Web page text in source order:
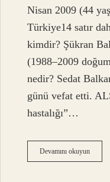
Nisan 2009 (44
Türkiye14 satır
kimdir? Şükran
(1988–2009
nedir? Sedat
günü vefat etti.
hastalığı”…
Devamını okuyunSedat
Balkanlı